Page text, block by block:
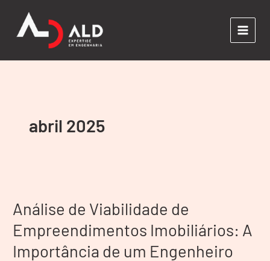
abril 2025
Análise de Viabilidade de
Empreendimentos Imobiliários: A
Importância de um Engenheiro
Viabilidade
Empreendimentos
Imobiliários: